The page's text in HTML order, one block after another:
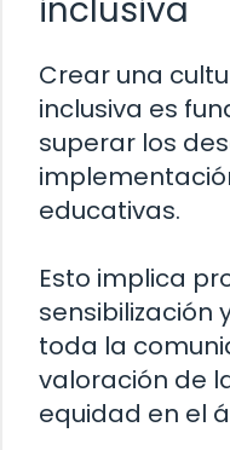
inclusiva
Crear una
inclusiva es
superar los
educativas.
Esto implica
sensibilización
toda la
valoración de
equidad en el